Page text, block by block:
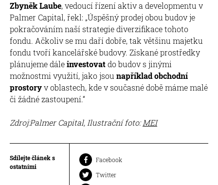
Zbyněk Laube, vedoucí řízení aktiv a developmentu v
Palmer Capital, řekl: „Úspěšný prodej obou budov je
pokračováním naší strategie diverzifikace tohoto
fondu. Ačkoliv se mu daří dobře, tak většinu majetku
fondu tvoří kancelářské budovy. Získané prostředky
plánujeme dáleinvestovatdo budov s jinými
možnostmi využití, jako jsou například obchodní
prostoryv oblastech, kde v současné době máme malé
či žádné zastoupení.“
Zdroj:Palmer Capital, Ilustrační foto: MEI
Sdílejte článek s
ostatními
Facebook
Twitter